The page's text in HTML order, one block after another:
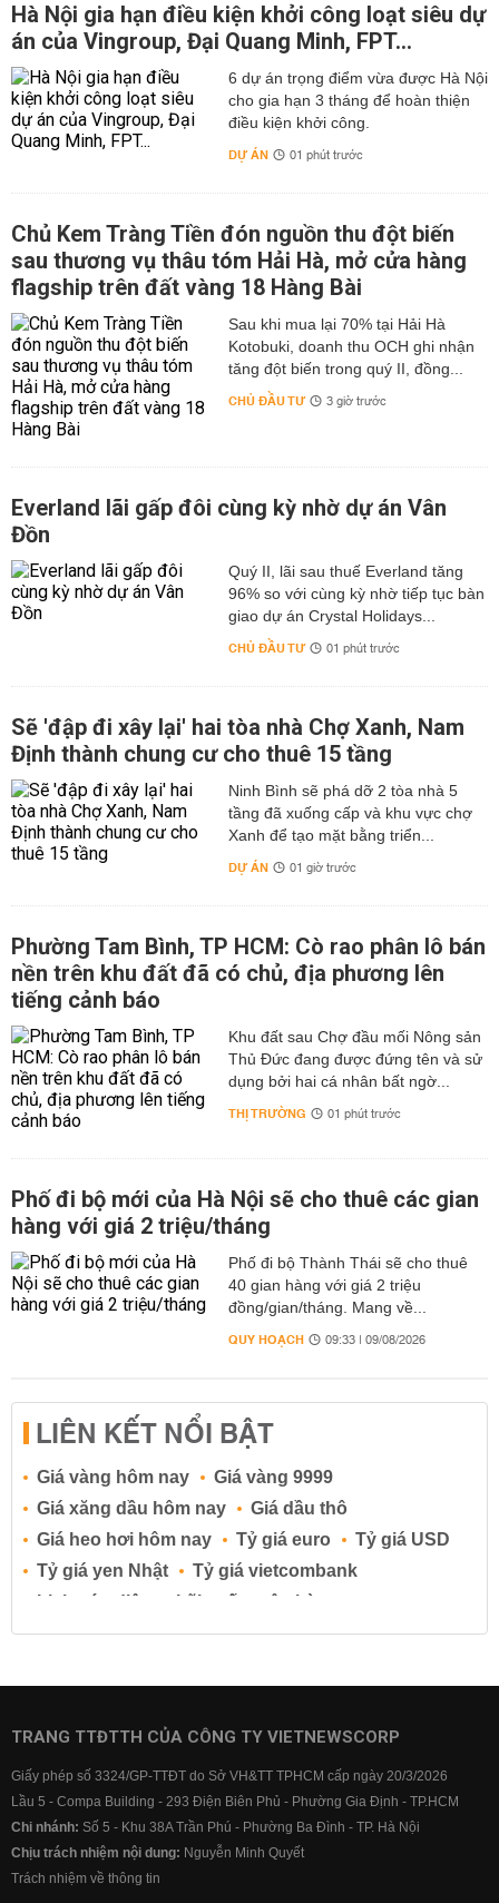
Hà Nội gia hạn điều kiện khởi công loạt siêu dự
án của Vingroup, Đại Quang Minh, FPT...
6 dự án trọng điểm vừa được Hà Nội
cho gia hạn 3 tháng để hoàn thiện
điều kiện khởi công.
DỰ ÁN 01 phút trước
Chủ Kem Tràng Tiền đón nguồn thu đột biến
sau thương vụ thâu tóm Hải Hà, mở cửa hàng
flagship trên đất vàng 18 Hàng Bài
Sau khi mua lại 70% tại Hải Hà
Kotobuki, doanh thu OCH ghi nhận
tăng đột biến trong quý II, đồng...
CHỦ ĐẦU TƯ 3 giờ trước
Everland lãi gấp đôi cùng kỳ nhờ dự án Vân
Đồn
Quý II, lãi sau thuế Everland tăng
96% so với cùng kỳ nhờ tiếp tục bàn
giao dự án Crystal Holidays...
CHỦ ĐẦU TƯ 01 phút trước
Sẽ 'đập đi xây lại' hai tòa nhà Chợ Xanh, Nam
Định thành chung cư cho thuê 15 tầng
Ninh Bình sẽ phá dỡ 2 tòa nhà 5
tầng đã xuống cấp và khu vực chợ
Xanh để tạo mặt bằng triển...
DỰ ÁN 01 giờ trước
Phường Tam Bình, TP HCM: Cò rao phân lô bán
nền trên khu đất đã có chủ, địa phương lên
tiếng cảnh báo
Khu đất sau Chợ đầu mối Nông sản
Thủ Đức đang được đứng tên và sử
dụng bởi hai cá nhân bất ngờ...
THỊ TRƯỜNG 01 phút trước
Phố đi bộ mới của Hà Nội sẽ cho thuê các gian
hàng với giá 2 triệu/tháng
Phố đi bộ Thành Thái sẽ cho thuê
40 gian hàng với giá 2 triệu
đồng/gian/tháng. Mang về...
QUY HOẠCH 09:33 | 09/08/2026
LIÊN KẾT NỔI BẬT
Giá vàng hôm nay
Giá vàng 9999
Giá xăng dầu hôm nay
Giá dầu thô
Giá heo hơi hôm nay
Tỷ giá euro
Tỷ giá USD
Tỷ giá yen Nhật
Tỷ giá vietcombank
Lịch cúp điện
Lãi suất ngân hàng
Lãi suất tiết kiệm
Lãi suất tiền gửi
Lãi suất ngân hàng BIDV
Lãi suất ngân hàng Vietcombank
TRANG TTĐTTH CỦA CÔNG TY VIETNEWSCORP
Giấy phép số 3324/GP-TTĐT do Sở VH&TT TPHCM cấp ngày 20/3/2026
Lầu 5 - Compa Building - 293 Điện Biên Phủ - Phường Gia Định - TP.HCM
Chi nhánh: Số 5 - Khu 38A Trần Phú - Phường Ba Đình - TP. Hà Nội
Chịu trách nhiệm nội dung: Nguyễn Minh Quyết
Trách nhiệm về thông tin